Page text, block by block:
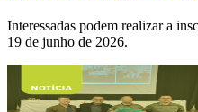
Interessadas podem realizar a
19 de junho de 2026.